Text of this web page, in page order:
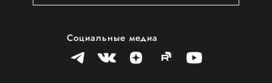
Социальные медиа